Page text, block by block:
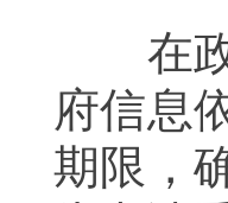
在政
府信息
期限，